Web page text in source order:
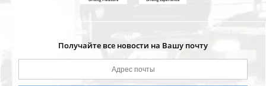
Получайте все новости на Вашу почту